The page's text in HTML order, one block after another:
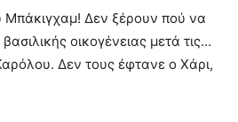
Μπάκιγχαμ! Δεν ξέρουν πού να
οικογένειας μετά τις…
Δεν τους έφτανε ο Χάρι,